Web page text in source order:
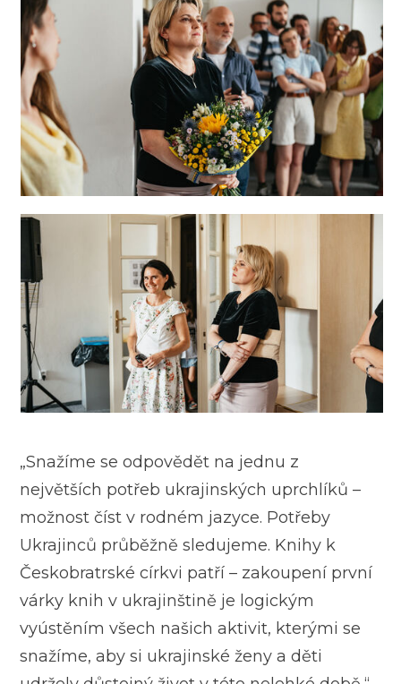
„Snažíme se odpovědět na jednu z
největších potřeb ukrajinských uprchlíků –
možnost číst v rodném jazyce. Potřeby
Ukrajinců průběžně sledujeme. Knihy k
Českobratrské církvi patří – zakoupení první
várky knih v ukrajinštině je logickým
vyústěním všech našich aktivit, kterými se
snažíme, aby si ukrajinské ženy a děti